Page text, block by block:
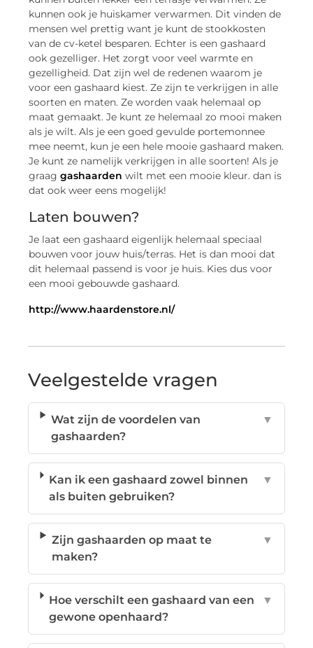
kunnen ook je huiskamer verwarmen. Dit vinden de
mensen wel prettig want je kunt de stookkosten
van de cv-ketel besparen. Echter is een gashaard
ook gezelliger. Het zorgt voor veel warmte en
gezelligheid. Dat zijn wel de redenen waarom je
voor een gashaard kiest. Ze zijn te verkrijgen in alle
soorten en maten. Ze worden vaak helemaal op
maat gemaakt. Je kunt ze helemaal zo mooi maken
als je wilt. Als je een goed gevulde portemonnee
mee neemt, kun je een hele mooie gashaard maken.
Je kunt ze namelijk verkrijgen in alle soorten! Als je
graaggashaarden wilt met een mooie kleur. dan is
dat ook weer eens mogelijk!
Laten bouwen?
Je laat een gashaard eigenlijk helemaal speciaal
bouwen voor jouw huis/terras. Het is dan mooi dat
dit helemaal passend is voor je huis. Kies dus voor
een mooi gebouwde gashaard.
http://www.haardenstore.nl/
Veelgestelde vragen
Wat zijn de voordelen van
gashaarden?
▼
Kan ik een gashaard zowel binnen
als buiten gebruiken?
▼
Zijn gashaarden op maat te
maken?
▼
Hoe verschilt een gashaard van een
gewone openhaard?
▼